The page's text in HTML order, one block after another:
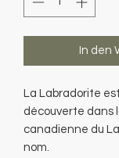
In den
La Labradorite
découverte dans
canadienne du
nom.